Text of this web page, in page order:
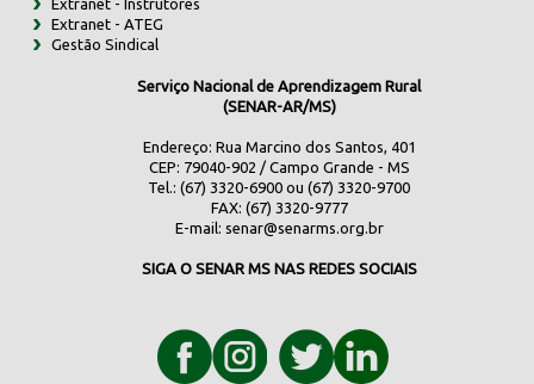
Extranet - ATEG
Gestão Sindical
Serviço Nacional de Aprendizagem Rural
(SENAR-AR/MS)
Endereço: Rua Marcino dos Santos, 401
CEP: 79040-902 / Campo Grande - MS
Tel.: (67) 3320-6900 ou (67) 3320-9700
FAX: (67) 3320-9777
E-mail: senar@senarms.org.br
SIGA O SENAR MS NAS REDES SOCIAIS